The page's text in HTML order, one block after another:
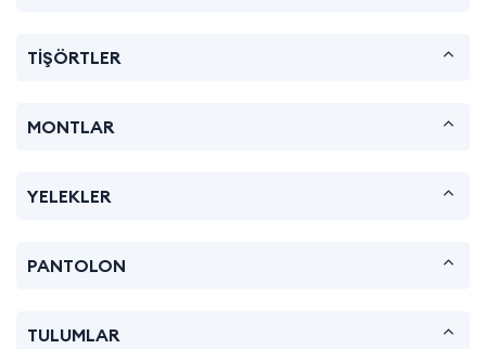
TİŞÖRTLER
MONTLAR
YELEKLER
PANTOLON
TULUMLAR